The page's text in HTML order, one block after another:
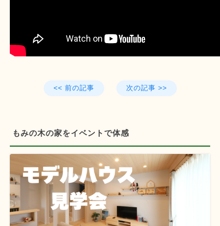
<< 前の記事 次の記事 >>
もみの木の家をイベントで体感